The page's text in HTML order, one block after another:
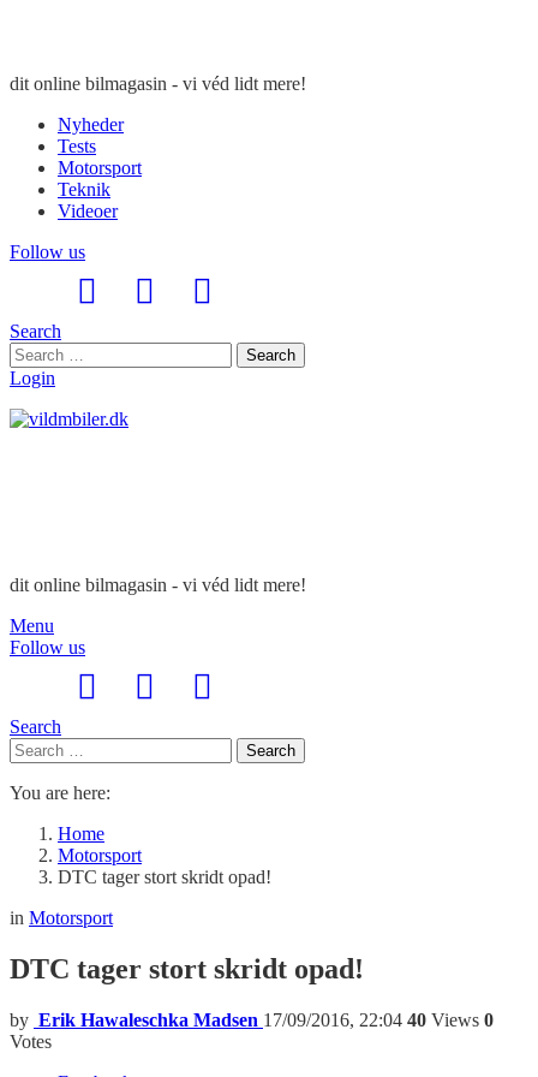
dit online bilmagasin - vi véd lidt mere!
Nyheder
Tests
Motorsport
Teknik
Videoer
Follow us
Search
Search
for:
Search
Login
dit online bilmagasin - vi véd lidt mere!
Menu
Follow us
Search
Search
for:
Search
You are here:
Home
Motorsport
DTC tager stort skridt opad!
in Motorsport
DTC tager stort skridt opad!
by Erik Hawaleschka Madsen 17/09/2016, 22:04 40 Views 0
Votes